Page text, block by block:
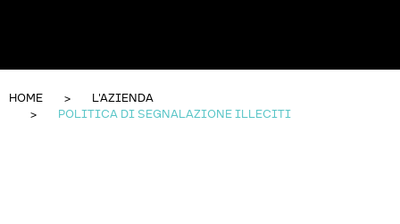
HOME
L'AZIENDA
POLITICA DI SEGNALAZIONE ILLECITI